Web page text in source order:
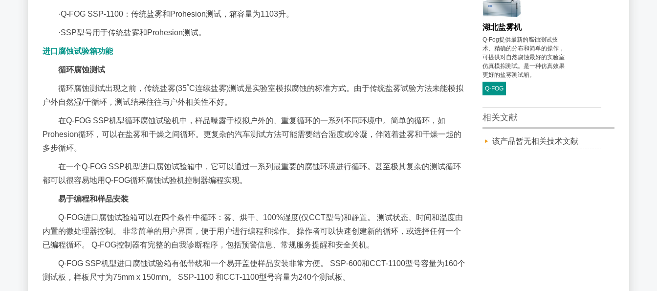
·Q-FOG SSP-1100：传统盐雾和Prohesion测试，箱容量为1103升。
·SSP型号用于传统盐雾和Prohesion测试。
进口腐蚀试验箱功能
循环腐蚀测试
循环腐蚀测试出现之前，传统盐雾(35˚C连续盐雾)测试是实验室模拟腐蚀的标准方式。由于传统盐雾试验方法未能模拟
户外自然湿/干循环，测试结果往往与户外相关性不好。
在Q-FOG SSP机型循环腐蚀试验机中，样品曝露于模拟户外的、重复循环的一系列不同环境中。简单的循环，如
Prohesion循环，可以在盐雾和干燥之间循环。更复杂的汽车测试方法可能需要结合湿度或冷凝，伴随着盐雾和干燥一起的
多步循环。
在一个Q-FOG SSP机型进口腐蚀试验箱中，它可以通过一系列最重要的腐蚀环境进行循环。甚至极其复杂的测试循环
都可以很容易地用Q-FOG循环腐蚀试验机控制器编程实现。
易于编程和样品安装
Q-FOG进口腐蚀试验箱可以在四个条件中循环：雾、烘干、100%湿度(仅CCT型号)和静置。 测试状态、时间和温度由
内置的微处理器控制。 非常简单的用户界面，便于用户进行编程和操作。 操作者可以快速创建新的循环，或选择任何一个
已编程循环。 Q-FOG控制器有完整的自我诊断程序，包括预警信息、常规服务提醒和安全关机。
Q-FOG SSP机型进口腐蚀试验箱有低带线和一个易开盖使样品安装非常方便。 SSP-600和CCT-1100型号容量为160个
测试板，样板尺寸为75mm x 150mm。 SSP-1100 和CCT-1100型号容量为240个测试板。
湖北盐雾机
Q-Fog提供最新的腐蚀测试技
术、精确的分布和简单的操作，
可提供对自然腐蚀最好的实验室
仿真模拟测试。是一种仿真效果
更好的盐雾测试箱。
Q-FOG
相关文献
该产品暂无相关技术文献